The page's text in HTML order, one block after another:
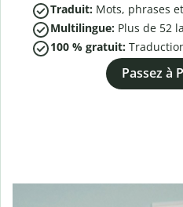
Traduit: Mots, phrases
Multilingue: Plus de 52
100 % gratuit:
Passez à